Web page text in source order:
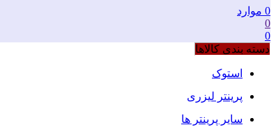
0 موارد
0
0
دسته بندی کالاها
استوک
پرینتر لیزری
سایر پرینتر ها